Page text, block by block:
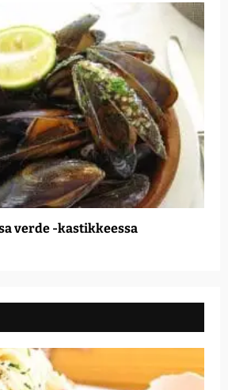
verde -kastikkeessa